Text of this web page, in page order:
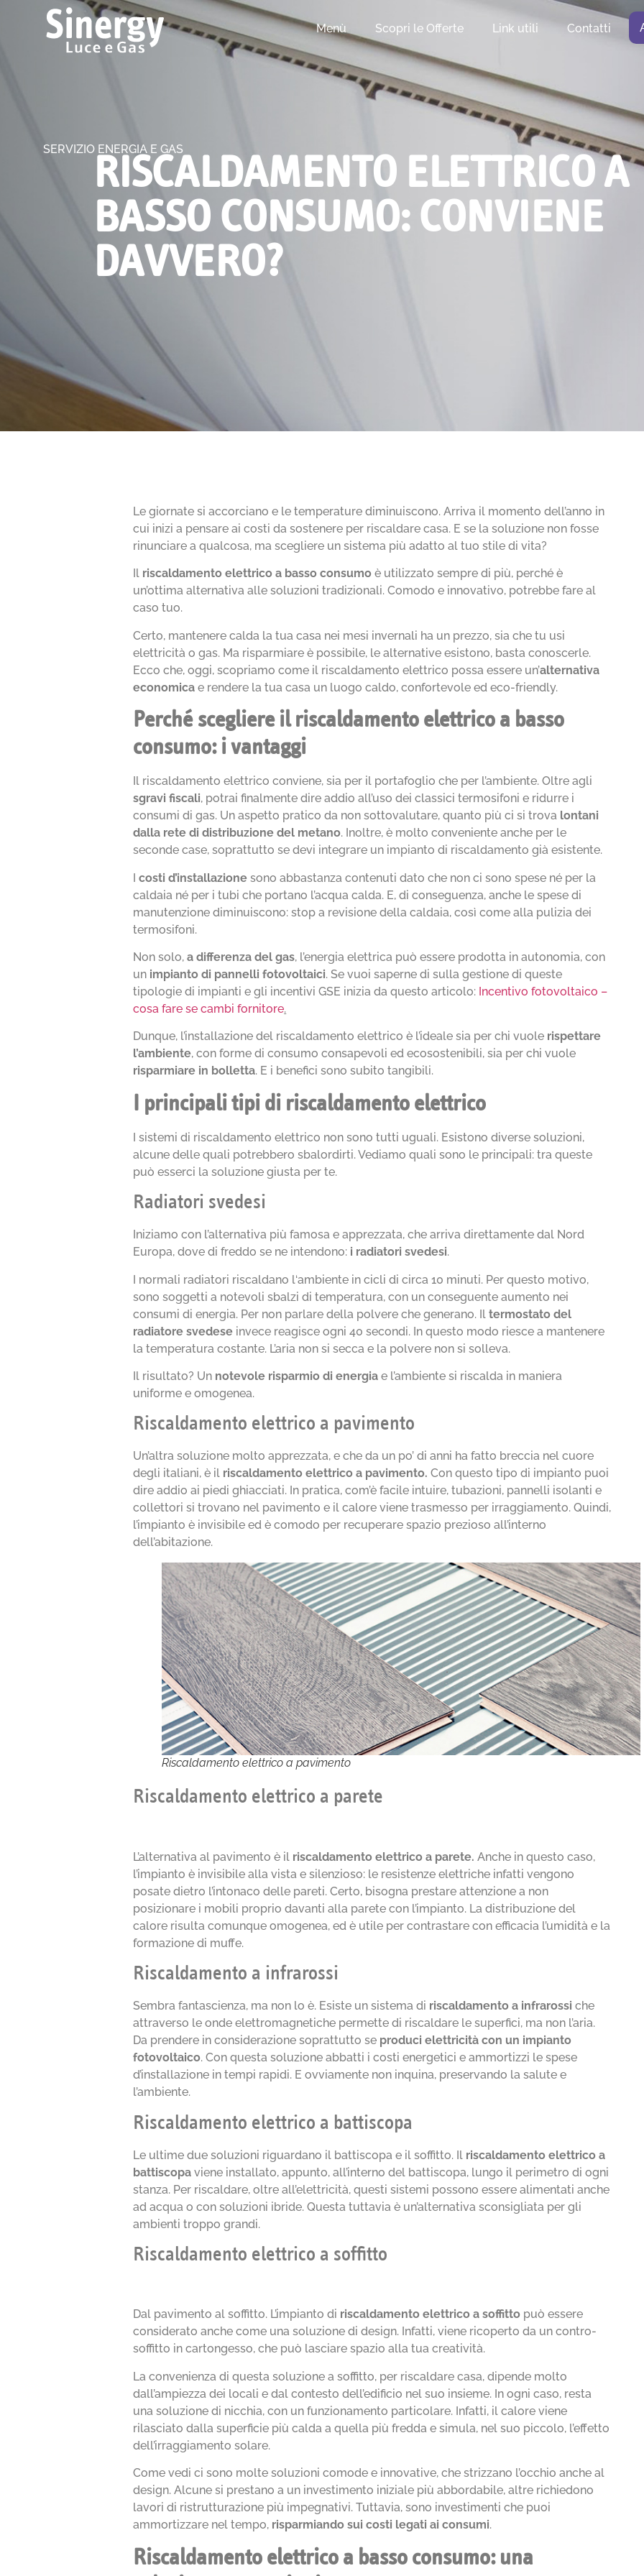
Menù Scopri le Offerte Link utili Contatti
SERVIZIO ENERGIA E GAS
RISCALDAMENTO ELETTRICO A
BASSO CONSUMO: CONVIENE
DAVVERO?
Le giornate si accorciano e le temperature diminuiscono. Arriva il momento dell’anno in
cui inizi a pensare ai costi da sostenere per riscaldare casa. E se la soluzione non fosse
rinunciare a qualcosa, ma scegliere un sistema più adatto al tuo stile di vita?
Il riscaldamento elettrico a basso consumo è utilizzato sempre di più, perché è
un’ottima alternativa alle soluzioni tradizionali. Comodo e innovativo, potrebbe fare al
caso tuo.
Certo, mantenere calda la tua casa nei mesi invernali ha un prezzo, sia che tu usi
elettricità o gas. Ma risparmiare è possibile, le alternative esistono, basta conoscerle.
Ecco che, oggi, scopriamo come il riscaldamento elettrico possa essere un’alternativa
economicae rendere la tua casa un luogo caldo, confortevole ed eco-friendly.
Perché scegliere il riscaldamento elettrico a basso
consumo: i vantaggi
Il riscaldamento elettrico conviene, sia per il portafoglio che per l’ambiente. Oltre agli
sgravi fiscali, potrai finalmente dire addio all’uso dei classici termosifoni e ridurre i
consumi di gas. Un aspetto pratico da non sottovalutare, quanto più ci si trova lontani
dalla rete di distribuzione del metano. Inoltre, è molto conveniente anche per le
seconde case, soprattutto se devi integrare un impianto di riscaldamento già esistente.
Icosti d’installazione sono abbastanza contenuti dato che non ci sono spese né per la
caldaia né per i tubi che portano l’acqua calda. E, di conseguenza, anche le spese di
manutenzione diminuiscono: stop a revisione della caldaia, così come alla pulizia dei
termosifoni.
Non solo,a differenza del gas, l’energia elettrica può essere prodotta in autonomia, con
un impianto di pannelli fotovoltaici. Se vuoi saperne di sulla gestione di queste
tipologie di impianti e gli incentivi GSE inizia da questo articolo: Incentivo fotovoltaico –
cosa fare se cambi fornitore.
Dunque, l’installazione del riscaldamento elettrico è l’ideale sia per chi vuole rispettare
l’ambiente, con forme di consumo consapevoli ed ecosostenibili, sia per chi vuole
risparmiare in bolletta. E i benefici sono subito tangibili.
I principali tipi di riscaldamento elettrico
I sistemi di riscaldamento elettrico non sono tutti uguali. Esistono diverse soluzioni,
alcune delle quali potrebbero sbalordirti. Vediamo quali sono le principali: tra queste
può esserci la soluzione giusta per te.
Radiatori svedesi
Iniziamo con l’alternativa più famosa e apprezzata, che arriva direttamente dal Nord
Europa, dove di freddo se ne intendono: i radiatori svedesi.
I normali radiatori riscaldano l‘ambiente in cicli di circa 10 minuti. Per questo motivo,
sono soggetti a notevoli sbalzi di temperatura, con un conseguente aumento nei
consumi di energia. Per non parlare della polvere che generano. Iltermostato del
radiatore svedese invece reagisce ogni 40 secondi. In questo modo riesce a mantenere
la temperatura costante. L’aria non si secca e la polvere non si solleva.
Il risultato? Un notevole risparmio di energia e l’ambiente si riscalda in maniera
uniforme e omogenea.
Riscaldamento elettrico a pavimento
Un’altra soluzione molto apprezzata, e che da un po’ di anni ha fatto breccia nel cuore
degli italiani, è il riscaldamento elettrico a pavimento. Con questo tipo di impianto puoi
dire addio ai piedi ghiacciati. In pratica, com’è facile intuire, tubazioni, pannelli isolanti e
collettori si trovano nel pavimento e il calore viene trasmesso per irraggiamento. Quindi,
l’impianto è invisibile ed è comodo per recuperare spazio prezioso all’interno
dell’abitazione.
Riscaldamento elettrico a pavimento
Riscaldamento elettrico a parete
L’alternativa al pavimento è il riscaldamento elettrico a parete.Anche in questo caso,
l’impianto è invisibile alla vista e silenzioso: le resistenze elettriche infatti vengono
posate dietro l’intonaco delle pareti. Certo, bisogna prestare attenzione a non
posizionare i mobili proprio davanti alla parete con l’impianto. La distribuzione del
calore risulta comunque omogenea, ed è utile per contrastare con efficacia l’umidità e la
formazione di muffe.
Riscaldamento a infrarossi
Sembra fantascienza, ma non lo è. Esiste un sistema di riscaldamento a infrarossi che
attraverso le onde elettromagnetiche permette di riscaldare le superfici, ma non l’aria.
Da prendere in considerazione soprattutto se produci elettricità con un impianto
fotovoltaico. Con questa soluzione abbatti i costi energetici e ammortizzi le spese
d’installazione in tempi rapidi. E ovviamente non inquina, preservando la salute e
l’ambiente.
Riscaldamento elettrico a battiscopa
Le ultime due soluzioni riguardano il battiscopa e il soffitto. Il riscaldamento elettrico a
battiscopa viene installato, appunto, all’interno del battiscopa, lungo il perimetro di ogni
stanza. Per riscaldare, oltre all’elettricità, questi sistemi possono essere alimentati anche
ad acqua o con soluzioni ibride. Questa tuttavia è un’alternativa sconsigliata per gli
ambienti troppo grandi.
Riscaldamento elettrico a soffitto
Dal pavimento al soffitto. L’impianto di riscaldamento elettrico a soffitto può essere
considerato anche come una soluzione di design. Infatti, viene ricoperto da un contro-
soffitto in cartongesso, che può lasciare spazio alla tua creatività.
La convenienza di questa soluzione a soffitto, per riscaldare casa, dipende molto
dall’ampiezza dei locali e dal contesto dell’edificio nel suo insieme. In ogni caso, resta
una soluzione di nicchia, con un funzionamento particolare. Infatti, il calore viene
rilasciato dalla superficie più calda a quella più fredda e simula, nel suo piccolo, l’effetto
dell’irraggiamento solare.
Come vedi ci sono molte soluzioni comode e innovative, che strizzano l’occhio anche al
design. Alcune si prestano a un investimento iniziale più abbordabile, altre richiedono
lavori di ristrutturazione più impegnativi. Tuttavia, sono investimenti che puoi
ammortizzare nel tempo, risparmiando sui costi legati ai consumi.
Riscaldamento elettrico a basso consumo: una